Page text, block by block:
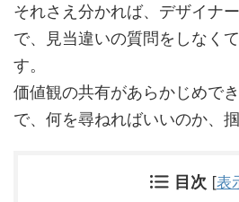
それさえ分かれば、デザイナ
で、見当違いの質問をしなく
す。
価値観の共有があらかじめで
で、何を尋ねればいいのか、
目次 [表